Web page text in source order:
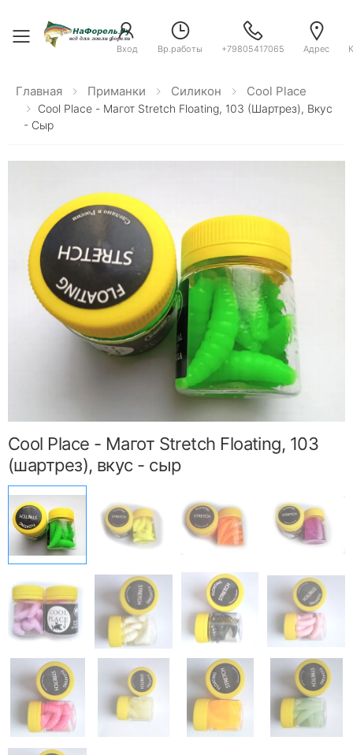
Toggle menu
Вход Вр.работы +79805417065 Адрес
Главная Приманки Силикон Cool Place
Cool Place - Магот Stretch Floating, 103 (шартрез), Вкус
- Сыр
Cool Place - Магот Stretch Floating, 103
(шартрез), вкус - сыр